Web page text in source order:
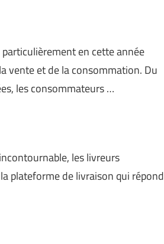
en cette année
vente et de la consommation. Du
les consommateurs …
les livreurs
plateforme de livraison qui répond